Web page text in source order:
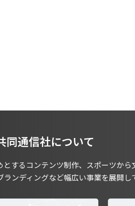
同通信社について
するコンテンツ制作、スポーツか
ランディングなど幅広い事業を展開し